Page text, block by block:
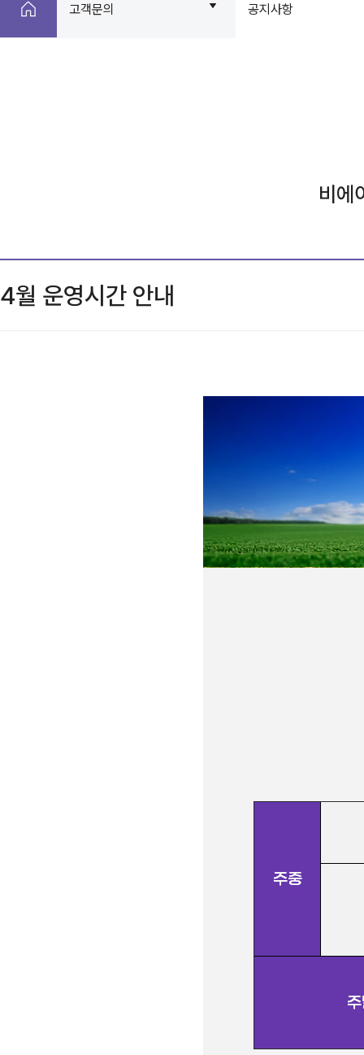
고객문의 공지사항
비에
4월 운영시간 안내